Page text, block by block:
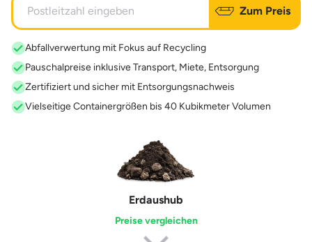
Zum Preis
Abfallverwertung mit Fokus auf Recycling
Pauschalpreise inklusive Transport, Miete, Entsorgung
Zertifiziert und sicher mit Entsorgungsnachweis
Vielseitige Containergrößen bis 40 Kubikmeter Volumen
Grünschnitt
Preise vergleichen